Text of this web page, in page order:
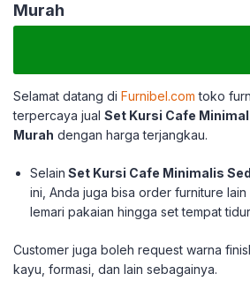
Murah
Selamat datang di Furnibel.com toko
terpercaya jual Set Kursi Cafe
Murah dengan harga terjangkau.
Selain Set Kursi Cafe Minimalis
ini, Anda juga bisa order furniture lain
lemari pakaian hingga set tempat
Customer juga boleh request warna
kayu, formasi, dan lain sebagainya.